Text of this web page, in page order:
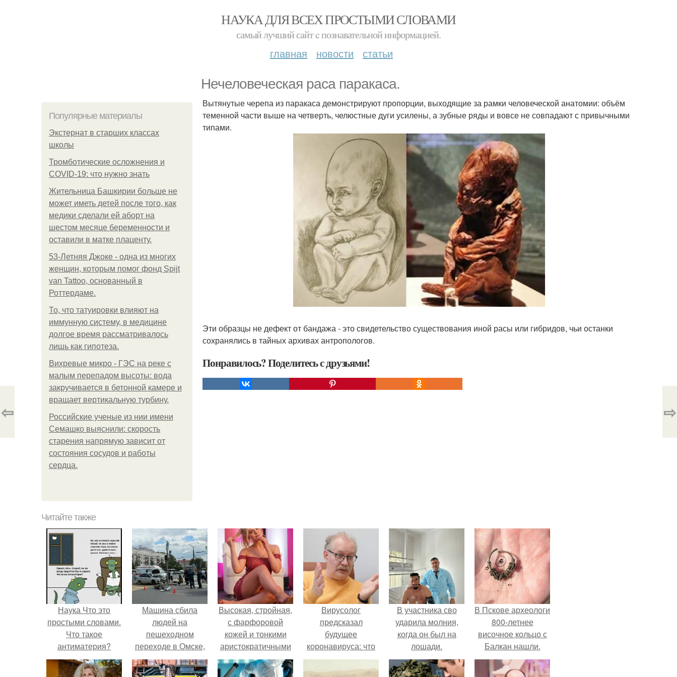
НАУКА ДЛЯ ВСЕХ ПРОСТЫМИ СЛОВАМИ
самый лучший сайт c познавательной информацией.
главная новости статьи
Нечеловеческая раса паракаса.
Популярные материалы
Экстернат в старших классах
школы
Тромботические осложнения и
COVID-19: что нужно знать
Жительница Башкирии больше не
может иметь детей после того, как
медики сделали ей аборт на
шестом месяце беременности и
оставили в матке плаценту.
53-Летняя Джоке - одна из многих
женщин, которым помог фонд Spijt
van Tattoo, основанный в
Роттердаме.
То, что татуировки влияют на
иммунную систему, в медицине
долгое время рассматривалось
лишь как гипотеза.
Вихревые микро - ГЭС на реке с
малым перепадом высоты: вода
закручивается в бетонной камере и
вращает вертикальную турбину.
Российские ученые из нии имени
Семашко выяснили: скорость
старения напрямую зависит от
состояния сосудов и работы
сердца.
Вытянутые черепа из паракаса демонстрируют пропорции, выходящие за рамки человеческой анатомии: объём
теменной части выше на четверть, челюстные дуги усилены, а зубные ряды и вовсе не совпадают с привычными
типами.
Эти образцы не дефект от бандажа - это свидетельство существования иной расы или гибридов, чьи останки
сохранялись в тайных архивах антропологов.
Понравилось? Поделитесь с друзьями!
⇦ ⇨
Читайте также
Наука Что это
простыми словами.
Что такое
антиматерия?
Машина сбила
людей на
пешеходном
переходе в Омске,
пострадали 8
человек.
Высокая, стройная,
с фарфоровой
кожей и тонкими
аристократичными
чертами, эль
выглядит так, будто
Вирусолог
предсказал
будущее
коронавируса: что
ждет нас в будущем
В участника сво
ударила молния,
когда он был на
лошади.
В Пскове археологи
800-летнее
височное кольцо с
Балкан нашли.